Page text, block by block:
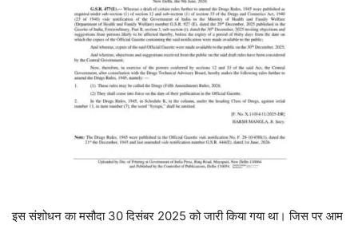
इस संशोधन का मसौदा 30 दिसंबर 2025 को जारी किया गया था। जिस पर आम